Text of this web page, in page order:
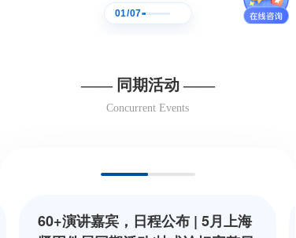
01/07
—— 同期活动 ——
Concurrent Events
60+演讲嘉宾，日程公布 | 5月上海